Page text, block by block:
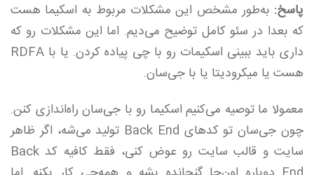
پاسخ: به‌طور مشخص این مشکلات مربوط به اسکیما هست
که بعدا در سئو کامل توضیح می‌دیم. اما این مشکلات رو که
داری باید ببینی اسکیمات رو با چی پیاده کردن. یا با RDFA
هست یا میکرودیتا یا با جی‌سان.
معمولا ما توصیه می‌کنیم اسکیما رو با جی‌سان راه‌اندازی کنن.
چون جی‌سان تو کدهای Back End تولید می‌شه، اگر ظاهر
سایت و قالب سایت رو عوض کنی، فقط کافیه کد Back